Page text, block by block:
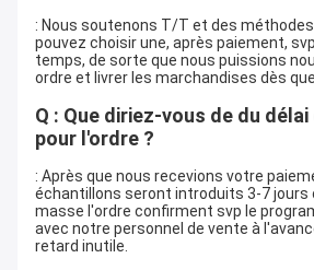
: Nous soutenons T/T et des méthodes
pouvez choisir une, après paiement,
temps, de sorte que nous puissions
ordre et livrer les marchandises dès
Q : Que diriez-vous de du
pour l'ordre ?
: Après que nous recevions votre
échantillons seront introduits 3-7 jours
masse l'ordre confirment svp le
avec notre personnel de vente à
retard inutile.